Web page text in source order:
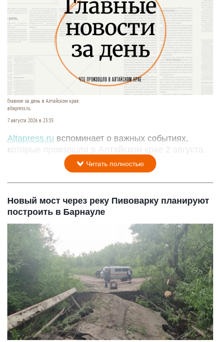
Главное за день в Алтайском крае.
altapress.ru.
7 августа 2026 в 23:35
Altapress.ru вспоминает о важных событиях,
которые произошли в Алтайском крае 2 августа.
Читать полностью
Новый мост через реку Пивоварку планируют
построить в Барнауле